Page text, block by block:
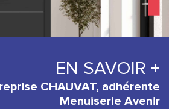
EN SAVOIR +
CHAUVAT, adhérente
Menuiserie Avenir